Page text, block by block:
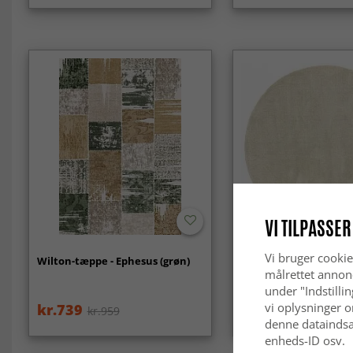
Wilton-tæppe - Ephesus (grøn)
kr.739 kr.959
-50%
Rundt tæppe -
with viscose look
kr.199 kr.399
VI
Vi bruger
målrettet
under
vi oplysninger
denne
enheds-ID osv.